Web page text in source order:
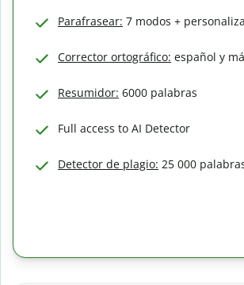
Parafrasear: 7 modos +
Corrector ortográfico: español y
Resumidor: 6000 palabras
Full access to AI Detector
Detector de plagio: 25 000